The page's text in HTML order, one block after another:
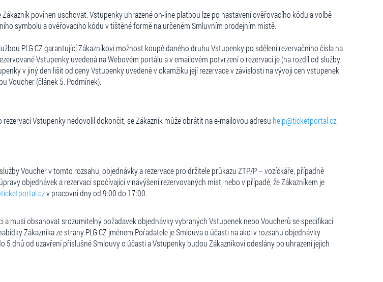
povinen uschovat. Vstupenky uhrazené on-line platbou lze po nastavení ověřovacího kódu a volbě
symbolu a ověřovacího kódu v tištěné formě na určeném Smluvním prodejním místě.
PLG CZ garantující Zákazníkovi možnost koupě daného druhu Vstupenky po sdělení rezervačního čísla na
Vstupenky uvedená na Webovém portálu a v emailovém potvrzení o rezervaci je (na rozdíl od služby
v jiný den lišit od ceny Vstupenky uvedené v okamžiku její rezervace v závislosti na vývoji cen vstupenek
Voucher (článek 5. Podmínek).
Vstupenky nedovolil dokončit, se Zákazník může obrátit na e-mailovou adresu help@ticketportal.cz.
Voucher v tomto rozsahu, objednávky a rezervace pro držitele průkazu ZTP/P – vozíčkáře, případně
objednávek a rezervací spočívající v navýšení rezervovaných míst, nebo v případě, že Zákazníkem je
v pracovní dny od 9:00 do 17:00.
musí obsahovat srozumitelný požadavek objednávky vybraných Vstupenek nebo Voucherů se specifikací
Zákazníka ze strany PLG CZ jménem Pořadatele je Smlouva o účasti na akci v rozsahu objednávky
5 dnů od uzavření příslušné Smlouvy o účasti a Vstupenky budou Zákazníkovi odeslány po uhrazení jejich